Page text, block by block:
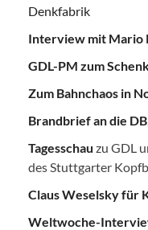
Denkfabrik
Interview mit Mario
GDL-PM zum
Zum Bahnchaos in
Brandbrief an die DB
Tagesschau zu GDL
des Stuttgarter
Claus Weselsky für
Weltwoche-